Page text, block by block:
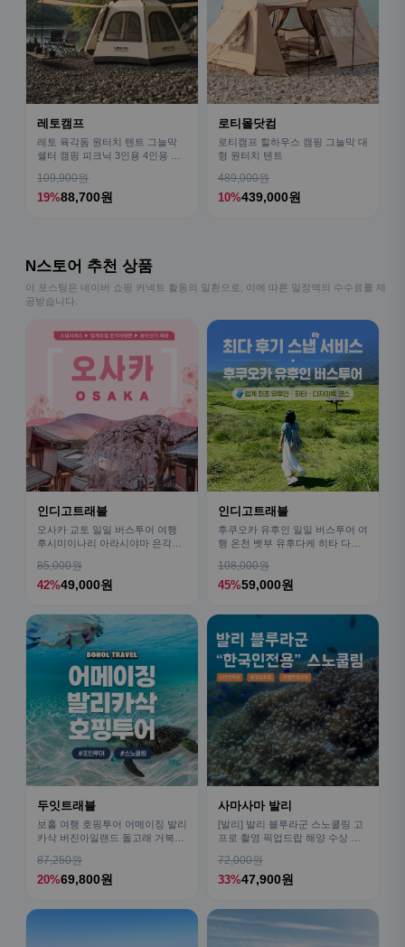
레토캠프
레토 육각돔 원터치 텐트 그늘막
쉘터 캠핑 피크닉 3인용 4인용 패
109,900원
19%88,700원
로티몰닷컴
로티캠프 힐하우스 캠핑 그늘막 대
형 원터치 텐트
489,000원
10%439,000원
N스토어 추천 상품
이 포스팅은 네이버 쇼핑 커넥트 활동의 일환으로, 이에 따른 일정액의 수수료를 제
공받습니다.
인디고트래블
오사카 교토 일일 버스투어 여행
후시미이나리 아라시야마 은각사
85,000원
42%49,000원
인디고트래블
후쿠오카 유후인 일일 버스투어 여
행 온천 벳부 유후다케 히타 다자
108,000원
45%59,000원
두잇트래블
보홀 여행 호핑투어 어메이징 발리
카삭 버진아일랜드 돌고래 거북이
87,250원
20%69,800원
사마사마 발리
[발리] 발리 블루라군 스노쿨링 고
프로 촬영 픽업드랍 해양 수상 액
72,000원
33%47,900원